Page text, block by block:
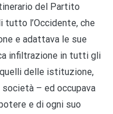
del Partito
tutto l’Occidente, che
e adattava le sue
infiltrazione in tutti gli
delle istituzione,
– ed occupava
e di ogni suo